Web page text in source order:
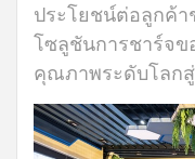
ประโยชน์ต่อลูกค้า
โซลูชันการชาร์จ
คุณภาพระดับโลก